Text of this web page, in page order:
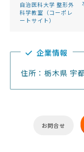
自治医科大学 整形外
科学教室（コーポレ
ートサイト）
企業情報
住所：栃木県 宇
お問合せ